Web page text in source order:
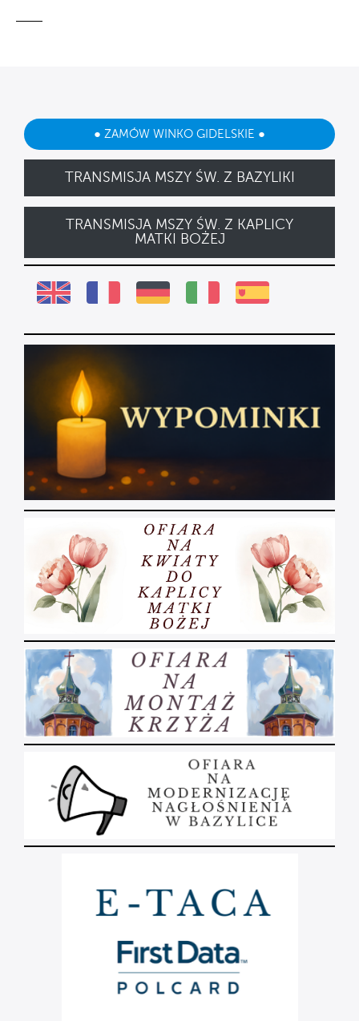
● ZAMÓW WINKO GIDELSKIE ●
TRANSMISJA MSZY ŚW. Z BAZYLIKI
TRANSMISJA MSZY ŚW. Z KAPLICY
MATKI BOŻEJ